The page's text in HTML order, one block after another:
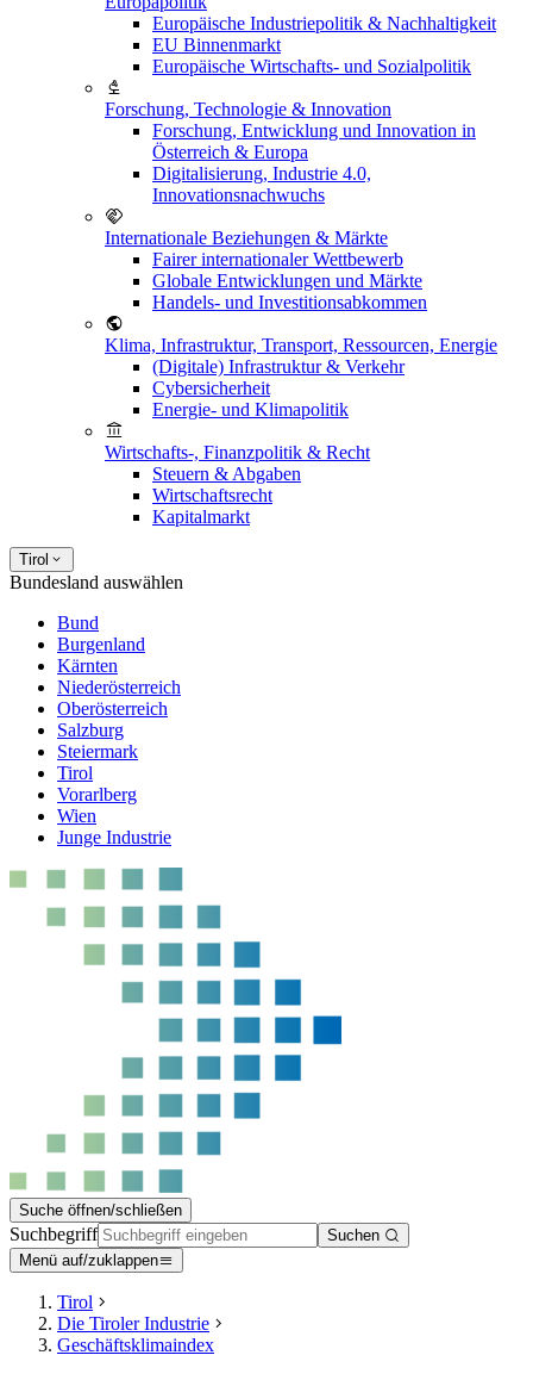
Europäische Industriepolitik & Nachhaltigkeit
EU Binnenmarkt
Europäische Wirtschafts- und Sozialpolitik
Forschung, Technologie & Innovation
Forschung, Entwicklung und Innovation in
Österreich & Europa
Digitalisierung, Industrie 4.0,
Innovationsnachwuchs
Internationale Beziehungen & Märkte
Fairer internationaler Wettbewerb
Globale Entwicklungen und Märkte
Handels- und Investitionsabkommen
Klima, Infrastruktur, Transport, Ressourcen, Energie
(Digitale) Infrastruktur & Verkehr
Cybersicherheit
Energie- und Klimapolitik
Wirtschafts-, Finanzpolitik & Recht
Steuern & Abgaben
Wirtschaftsrecht
Kapitalmarkt
Tirol
Bundesland auswählen
Bund
Burgenland
Kärnten
Niederösterreich
Oberösterreich
Salzburg
Steiermark
Tirol
Vorarlberg
Wien
Junge Industrie
Suche öffnen/schließen
Suchbegriff
Suchen
Menü auf/zuklappen
Tirol
Die Tiroler Industrie
Geschäftsklimaindex